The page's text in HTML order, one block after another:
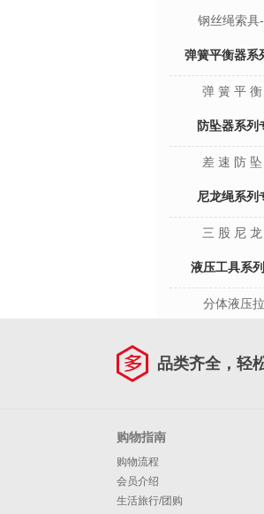
钢丝绳索具
弹簧平衡器系
弹 簧 平 衡
防坠器系列
差 速 防
尼龙绳系列
三 股 尼
液压工具系
分体液压
品类齐全，轻
购物指南
购物流程
会员介绍
生活旅行/团购